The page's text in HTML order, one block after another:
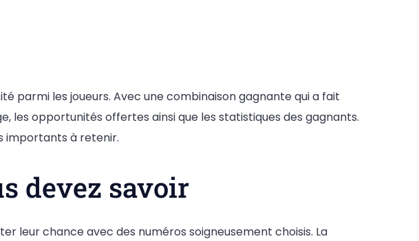
parmi les joueurs. Avec une combinaison gagnante qui a fait
les opportunités offertes ainsi que les statistiques des gagnants.
importants à retenir.
devez savoir
leur chance avec des numéros soigneusement choisis. La